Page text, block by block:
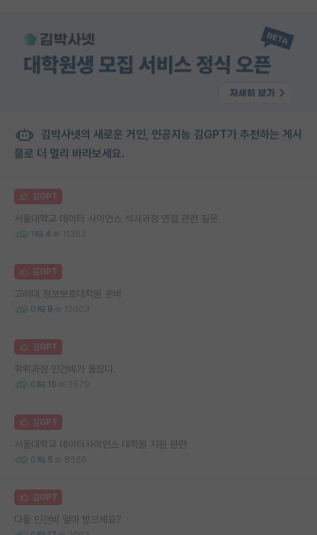
김박사넷의 새로운 거인, 인공지능 김GPT가 추천하는 게시
물로 더 멀리 바라보세요.
김GPT
서울대학교 데이터 사이언스 석사과정 면접 관련 질문
1 4 11353
김GPT
고려대 정보보호대학원 준비
0 8 12003
김GPT
학위과정 인건비가 올랐다.
0 15 2579
김GPT
서울대학교 데이터사이언스 대학원 지원 관련
0 5 8566
김GPT
다들 인건비 얼마 받으세요?